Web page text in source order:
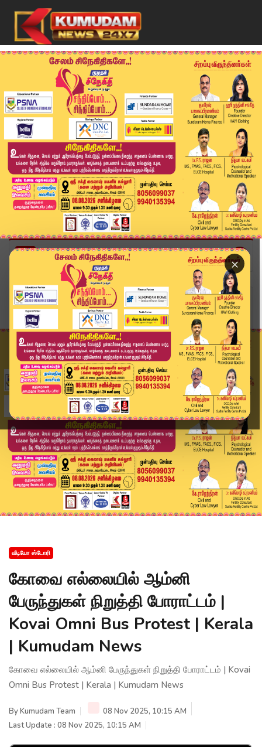
×
Home
வீடியோ ஸ்டோரி
கோவை எல்லையில் ஆம்னி பேருந்துகள் நிறுத்தி போராட...
வீடியோ ஸ்டோரி
கோவை எல்லையில் ஆம்னி
பேருந்துகள் நிறுத்தி போராட்டம் |
Kovai Omni Bus Protest | Kerala
| Kumudam News
கோவை எல்லையில் ஆம்னி பேருந்துகள் நிறுத்தி போராட்டம் | Kovai
Omni Bus Protest | Kerala | Kumudam News
ByKumudam Team
08 Nov 2025, 10:15 AM
Last Update : 08 Nov 2025, 10:15 AM